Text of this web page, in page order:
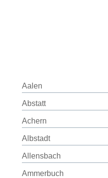
Aalen
Abstatt
Achern
Albstadt
Allensbach
Ammerbuch